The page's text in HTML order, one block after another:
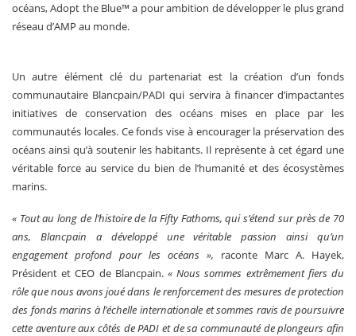
océans, Adopt the Blue™ a pour ambition de développer le plus grand
réseau d’AMP au monde.
Un autre élément clé du partenariat est la création d’un fonds
communautaire Blancpain/PADI qui servira à financer d’impactantes
initiatives de conservation des océans mises en place par les
communautés locales. Ce fonds vise à encourager la préservation des
océans ainsi qu’à soutenir les habitants. Il représente à cet égard une
véritable force au service du bien de l’humanité et des écosystèmes
marins.
« Tout au long de l’histoire de la Fifty Fathoms, qui s’étend sur près de 70
ans, Blancpain a développé une véritable passion ainsi qu’un
engagement profond pour les océans », raconte Marc A. Hayek,
Président et CEO de Blancpain. « Nous sommes extrêmement fiers du
rôle que nous avons joué dans le renforcement des mesures de protection
des fonds marins à l’échelle internationale et sommes ravis de poursuivre
cette aventure aux côtés de PADI et de sa communauté de plongeurs afin